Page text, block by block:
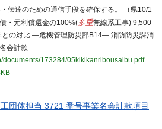
伝達のための通信手段を確保する。 （県10/1
・元利償還金の100%(多重無線系工事) 9,500
との対比 ―危機管理防災部B14― 消防防災課消
会計款
documents/173284/05kikikanribousaibu.pdf
団体担当 3721 番号事業名会計款項目